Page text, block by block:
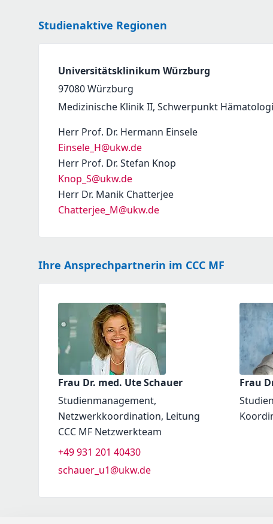
Studienaktive Regionen
Universitätsklinikum Würzburg
97080Würzburg
Medizinische Klinik II, Schwerpunkt
Herr Prof. Dr. Hermann Einsele
Einsele_H@ukw.de
Herr Prof. Dr. Stefan Knop
Knop_S@ukw.de
Herr Dr. Manik Chatterjee
Chatterjee_M@ukw.de
Ihre Ansprechpartnerin im CCC MF
Frau Dr. med. Ute Schauer
Studienmanagement,
Netzwerkkoordination, Leitung
CCC MF Netzwerkteam
+49 931 201 40430
schauer_u1@ukw.de
Frau